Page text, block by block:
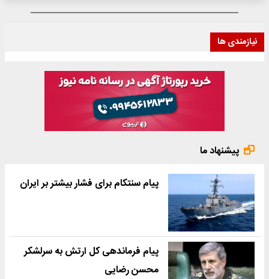
نیازمندی ها
پیشنهاد ما
پیام سنتکام برای فشار بیشتر بر ایران
پیام فرماندهی کل ارتش به سرلشکر
محسن رضایی